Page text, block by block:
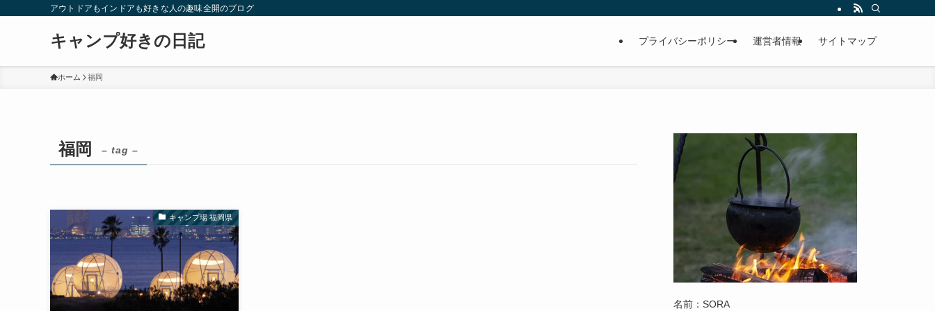
アウトドアもインドアも好きな人の趣味全開のブログ
キャンプ好きの日記 プライバシーポリシー 運営者情報 サイトマップ
ホーム 福岡
福岡 – tag –
キャンプ場 福岡県
名前：SORA